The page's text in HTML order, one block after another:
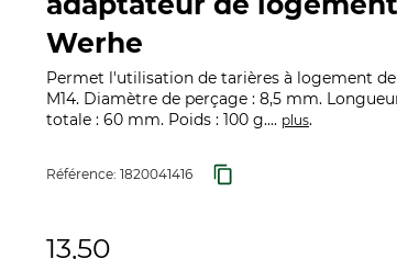
Werhe
Permet l'utilisation de tarières à logement
M14. Diamètre de perçage : 8,5 mm.
totale : 60 mm. Poids : 100 g.... plus.
Référence: 1820041416
13,50